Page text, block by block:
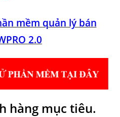
mềm quản lý bán
2.0
hàng mục tiêu.